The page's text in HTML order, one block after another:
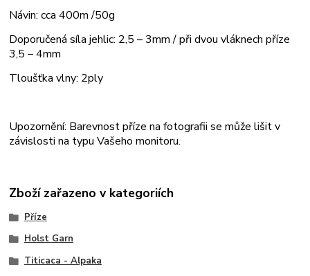
Návin: cca 400m /50g
Doporučená síla jehlic: 2,5 – 3mm / při dvou vláknech příze
3,5 – 4mm
Tloušťka vlny: 2ply
Upozornění: Barevnost příze na fotografii se může lišit v
závislosti na typu Vašeho monitoru.
Zboží zařazeno v kategoriích
Příze
Holst Garn
Titicaca - Alpaka